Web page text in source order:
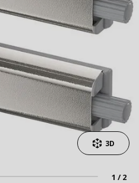
1 / 2
3D